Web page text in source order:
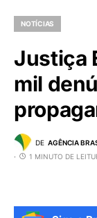
NOTÍCIAS
Justiça
mil
DE AGÊNCIA
1 MINUTO DE